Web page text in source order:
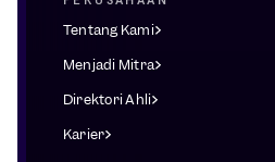
Tentang Kami
Menjadi Mitra
Direktori Ahli
Karier